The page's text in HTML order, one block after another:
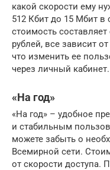
какой скорости ему
512 Кбит до 15 Мбит в
стоимость
рублей, все зависит
что изменить ее
через личный кабинет.
«На год»
«На год» – удобное
и стабильным
можете забыть о
Всемирной сети.
от скорости доступа.